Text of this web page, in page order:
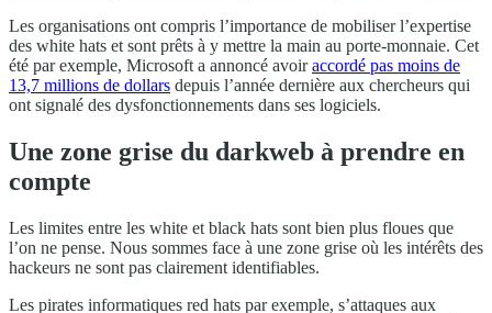
Les organisations ont compris l’importance de mobiliser l’expertise
des white hats et sont prêts à y mettre la main au porte-monnaie. Cet
été par exemple, Microsoft a annoncé avoiraccordé pas moins de
13,7 millions de dollars depuis l’année dernière aux chercheurs qui
ont signalé des dysfonctionnements dans ses logiciels.
Une zone grise du darkweb à prendre en
compte
Les limites entre les white et black hats sont bien plus floues que
l’on ne pense. Nous sommes face à une zone grise où les intérêts des
hackeurs ne sont pas clairement identifiables.
Les pirates informatiques red hats par exemple, s’attaques aux